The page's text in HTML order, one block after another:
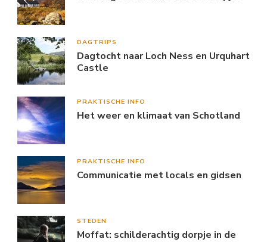
DAGTRIPS
Dagtocht naar Loch Ness en Urquhart
Castle
PRAKTISCHE INFO
Het weer en klimaat van Schotland
PRAKTISCHE INFO
Communicatie met locals en gidsen
STEDEN
Moffat: schilderachtig dorpje in de